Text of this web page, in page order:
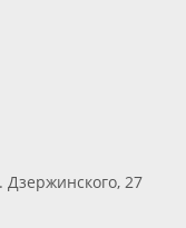
Дзержинского, 27